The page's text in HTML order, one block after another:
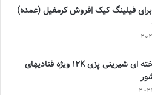
برای فیلینگ کیک |فروش کرمفیل (عمده)
شکلات تخته ای شیرینی پزی 12K ویژه قنادیهای